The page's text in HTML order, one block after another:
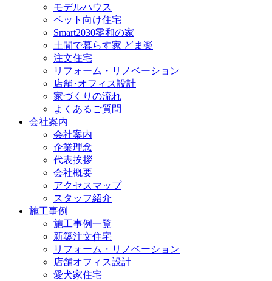
モデルハウス
ペット向け住宅
Smart2030零和の家
土間で暮らす家 どま楽
注文住宅
リフォーム・リノベーション
店舗･オフィス設計
家づくりの流れ
よくあるご質問
会社案内
会社案内
企業理念
代表挨拶
会社概要
アクセスマップ
スタッフ紹介
施工事例
施工事例一覧
新築注文住宅
リフォーム・リノベーション
店舗オフィス設計
愛犬家住宅